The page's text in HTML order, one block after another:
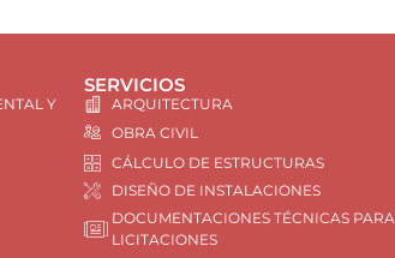
Y
SERVICIOS
ARQUITECTURA
OBRA CIVIL
CÁLCULO DE ESTRUCTURAS
DISEÑO DE INSTALACIONES
DOCUMENTACIONES TÉCNICAS PARA
LICITACIONES